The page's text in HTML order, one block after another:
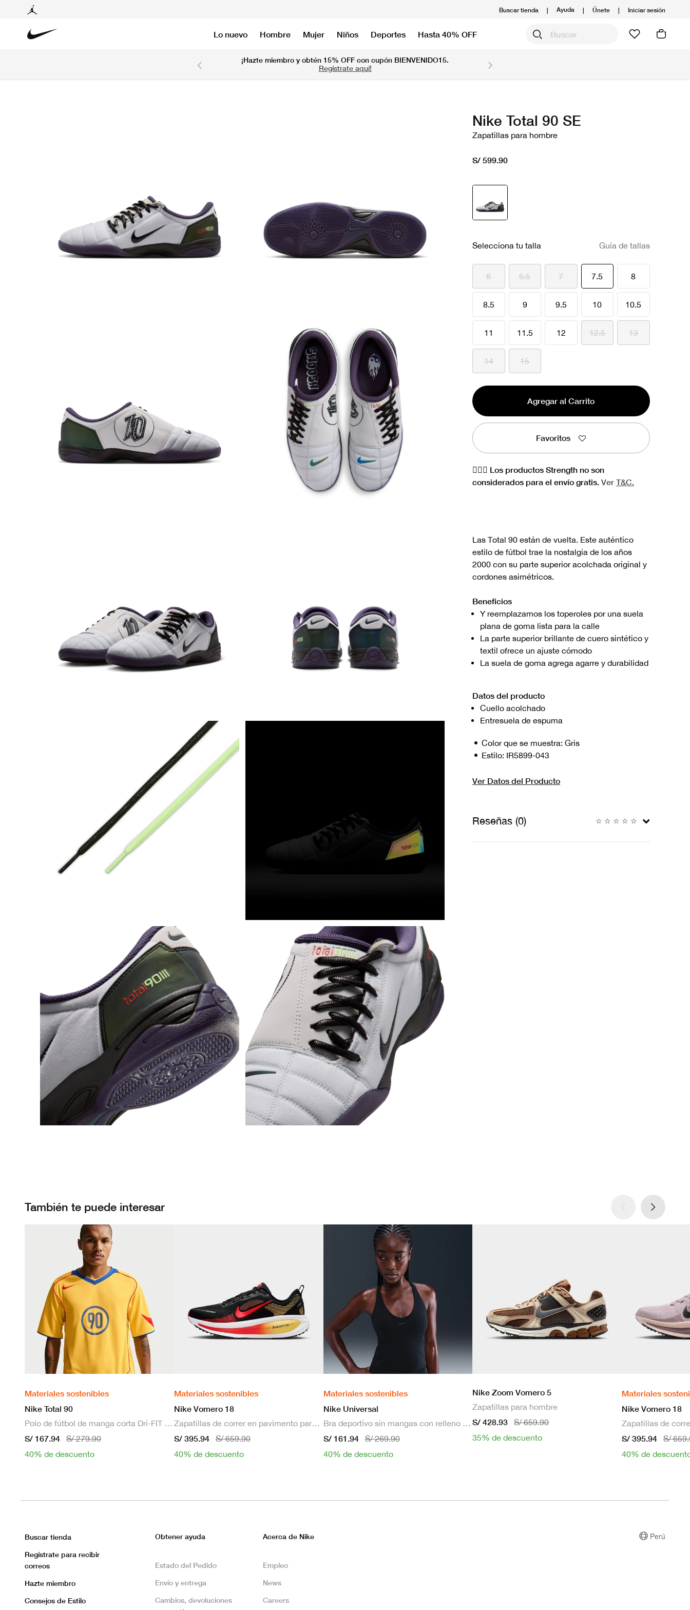
Buscar tienda | Ayuda | Únete | Iniciar sesión
Lo nuevo Hombre Mujer Niños Deportes Hasta 40% OFF
¡Hazte miembro y obtén 15% OFF con cupón BIENVENIDO15.
Regístrate aquí!
Nike Total 90 SE
Zapatillas para hombre
S/ 599.90
Selecciona tu talla Guía de tallas
6 6.5 7 7.5seleccionado
8
8.5 9 9.5 10 10.5
11 11.5 12 12.5 13
14 15
Agregar al Carrito
Favoritos
🏋🏻‍♀️ Los productos Strength no son
considerados para el envío gratis. Ver T&C.
Las Total 90 están de vuelta. Este auténtico
estilo de fútbol trae la nostalgia de los años
2000 con su parte superior acolchada original y
cordones asimétricos.
Beneficios
Y reemplazamos los toperoles por una suela
plana de goma lista para la calle
La parte superior brillante de cuero sintético y
textil ofrece un ajuste cómodo
La suela de goma agrega agarre y durabilidad
Datos del producto
Cuello acolchado
Entresuela de espuma
Color que se muestra: Gris
Estilo: IR5899-043
Ver Datos del Producto
Reseñas (0) ☆ ☆ ☆ ☆ ☆
También te puede interesar
Materiales sostenibles
Nike Total 90
Polo de fútbol de manga corta Dri-FIT para hombre
S/ 167.94
S/ 279.90
40% de descuento
Materiales sostenibles
Nike Vomero 18
Zapatillas de correr en pavimento para hombre
S/ 395.94
S/ 659.90
40% de descuento
Materiales sostenibles
Nike Universal
Bra deportivo sin mangas con relleno de sujeción media para mujer
S/ 161.94
S/ 269.90
40% de descuento
Nike Zoom Vomero 5
Zapatillas para hombre
S/ 428.93
S/ 659.90
35% de descuento
Materiales
Nike Vomero 18
S/ 395.94
S/
40% de
Buscar tienda
Regístrate para recibir
correos
Hazte miembro
Consejos de Estilo
Obtener ayuda
Estado del Pedido
Envío y entrega
Cambios, devoluciones
Acerca de Nike
Empleo
News
Careers
Perú